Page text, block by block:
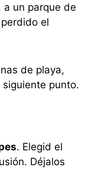
a un parque de
el
de playa,
punto.
. Elegid el
Déjalos